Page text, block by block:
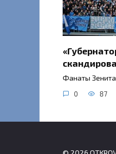
Фанаты
0 87